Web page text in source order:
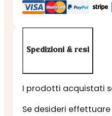
Spedizioni & resi
I prodotti acquistati
Se desideri effettuare